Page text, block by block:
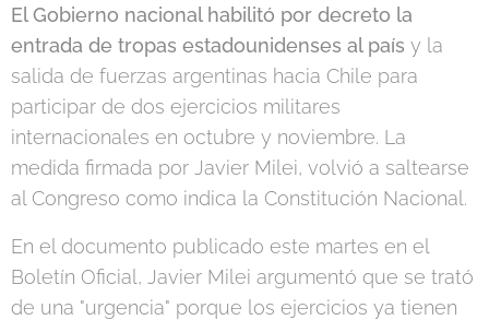
El Gobierno nacional habilitó por decreto la
entrada de tropas estadounidenses al país y la
salida de fuerzas argentinas hacia Chile para
participar de dos ejercicios militares
internacionales en octubre y noviembre. La
medida firmada por Javier Milei, volvió a saltearse
al Congreso como indica la Constitución Nacional.
En el documento publicado este martes en el
Boletín Oficial, Javier Milei argumentó que se trató
de una "urgencia" porque los ejercicios ya tienen